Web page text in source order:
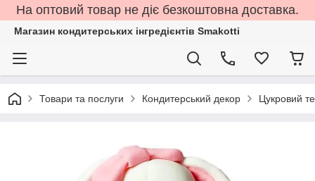
На оптовий товар не діє безкоштовна доставка.
Магазин кондитерських інгредієнтів Smakotti
Товари та послуги Кондитерський декор Цукровий